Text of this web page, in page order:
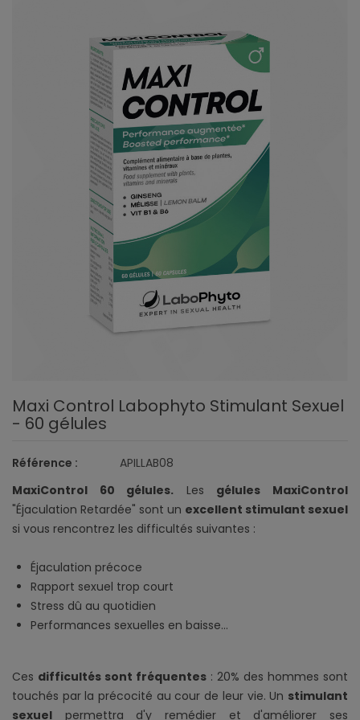
Maxi Control Labophyto Stimulant Sexuel
- 60 gélules
Référence :
APILLAB08
MaxiControl 60 gélules. Les gélules MaxiControl
"Éjaculation Retardée" sont un excellent stimulant sexuel
si vous rencontrez les difficultés suivantes :
Éjaculation précoce
Rapport sexuel trop court
Stress dû au quotidien
Performances sexuelles en baisse...
Ces difficultés sont fréquentes : 20% des hommes sont
touchés par la précocité au cour de leur vie. Un stimulant
sexuel permettra d'y remédier et d'améliorer ses